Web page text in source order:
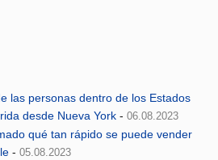
las personas dentro de los Estados
desde Nueva York -06.08.2023
qué tan rápido se puede vender
-05.08.2023